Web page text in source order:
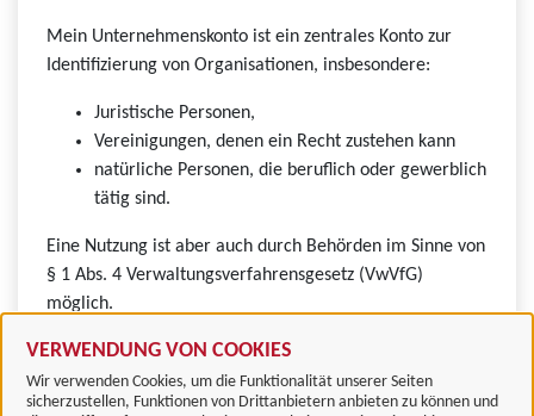
VERWENDUNG VON COOKIES
Wir verwenden Cookies, um die Funktionalität unserer Seiten
sicherzustellen, Funktionen von Drittanbietern anbieten zu können und
Mein Unternehmenskonto ist ein zentrales Konto zur
Identifizierung von Organisationen, insbesondere:
Juristische Personen,
Vereinigungen, denen ein Recht zustehen kann
natürliche Personen, die beruflich oder gewerblich
tätig sind.
Eine Nutzung ist aber auch durch Behörden im Sinne von
§ 1 Abs. 4 Verwaltungsverfahrensgesetz (VwVfG)
möglich.